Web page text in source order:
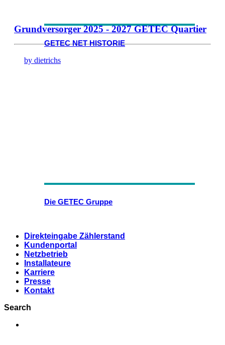
GETEC NET HISTORIE
Die GETEC Gruppe
Direkteingabe Zählerstand
Kundenportal
Netzbetrieb
Installateure
Karriere
Presse
Kontakt
Search
Grundversorger 2025 - 2027 GETEC Quartier
by dietrichs